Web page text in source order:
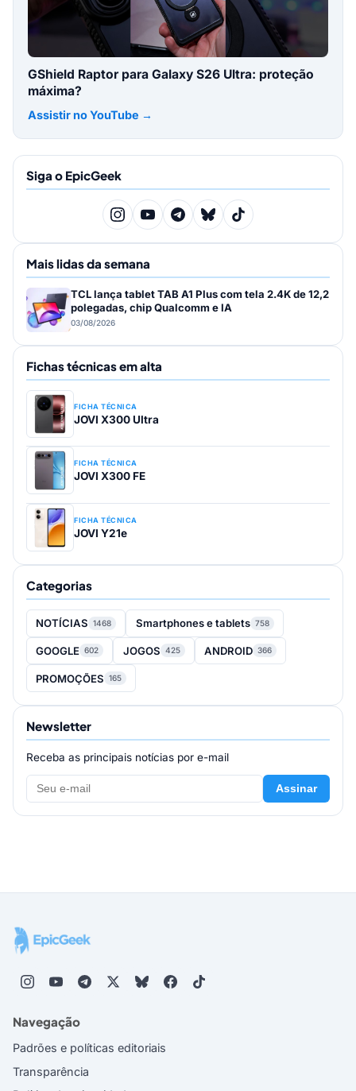
GShield Raptor para Galaxy S26 Ultra: proteção
máxima?
Assistir no YouTube →
Siga o EpicGeek
Mais lidas da semana
TCL lança tablet TAB A1 Plus com tela 2.4K de 12,2
polegadas, chip Qualcomm e IA
03/08/2026
Fichas técnicas em alta
FICHA TÉCNICA
JOVI X300 Ultra
FICHA TÉCNICA
JOVI X300 FE
FICHA TÉCNICA
JOVI Y21e
Categorias
NOTÍCIAS 1468 Smartphones e tablets 758
GOOGLE 602 JOGOS 425 ANDROID 366
PROMOÇÕES 165
Newsletter
Receba as principais notícias por e-mail
Assinar
Navegação
Padrões e políticas editoriais
Transparência